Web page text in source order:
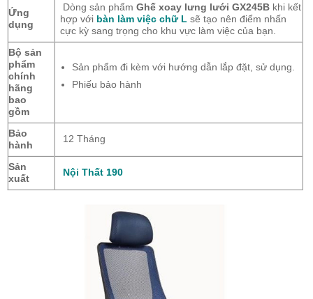
Ứng
dụng
Dòng sản phẩm Ghế xoay lưng lưới GX245B khi kết
hợp với bàn làm việc chữ L sẽ tạo nên điểm nhấn
cực kỳ sang trọng cho khu vực làm việc của bạn.
Bộ sản
phẩm
chính
hãng
bao
gồm
Sản phẩm đi kèm với hướng dẫn lắp đặt, sử dụng.
Phiếu bảo hành
Bảo
hành
12 Tháng
Sản
xuất
Nội Thất 190